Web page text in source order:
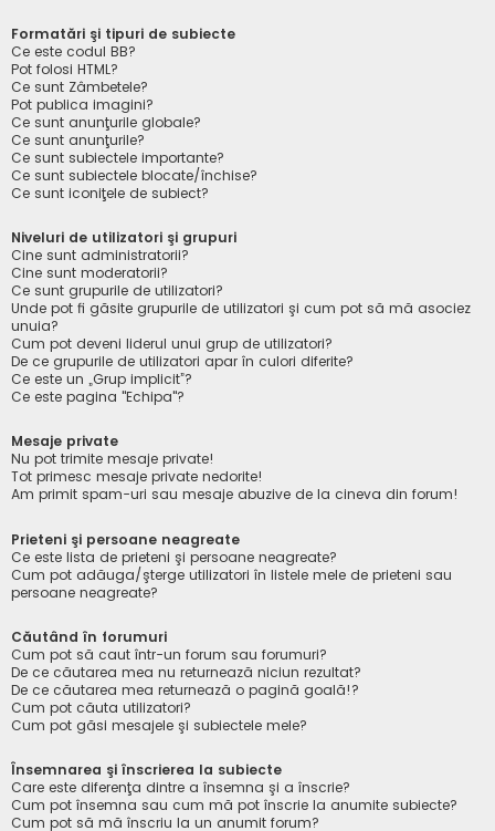
Formatări şi tipuri de subiecte
Ce este codul BB?
Pot folosi HTML?
Ce sunt Zâmbetele?
Pot publica imagini?
Ce sunt anunţurile globale?
Ce sunt anunţurile?
Ce sunt subiectele importante?
Ce sunt subiectele blocate/închise?
Ce sunt iconiţele de subiect?
Niveluri de utilizatori şi grupuri
Cine sunt administratorii?
Cine sunt moderatorii?
Ce sunt grupurile de utilizatori?
Unde pot fi găsite grupurile de utilizatori şi cum pot să mă asociez
unuia?
Cum pot deveni liderul unui grup de utilizatori?
De ce grupurile de utilizatori apar în culori diferite?
Ce este un „Grup implicit”?
Ce este pagina "Echipa"?
Mesaje private
Nu pot trimite mesaje private!
Tot primesc mesaje private nedorite!
Am primit spam-uri sau mesaje abuzive de la cineva din forum!
Prieteni şi persoane neagreate
Ce este lista de prieteni şi persoane neagreate?
Cum pot adăuga/şterge utilizatori în listele mele de prieteni sau
persoane neagreate?
Căutând în forumuri
Cum pot să caut într-un forum sau forumuri?
De ce căutarea mea nu returnează niciun rezultat?
De ce căutarea mea returnează o pagină goală!?
Cum pot căuta utilizatori?
Cum pot găsi mesajele şi subiectele mele?
Însemnarea şi înscrierea la subiecte
Care este diferenţa dintre a însemna şi a înscrie?
Cum pot însemna sau cum mă pot înscrie la anumite subiecte?
Cum pot să mă înscriu la un anumit forum?